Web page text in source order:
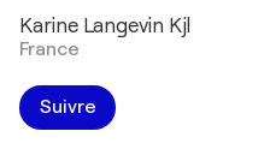
Karine Langevin Kjl
France
Suivre